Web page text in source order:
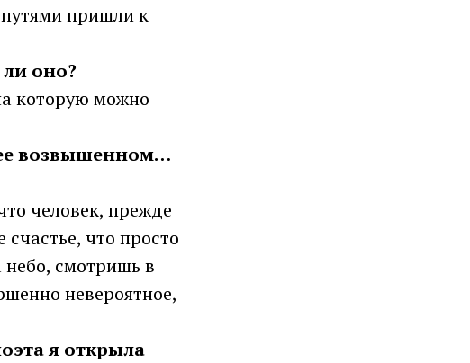
пришли к
ли оно?
которую можно
возвышенном…
человек, прежде
что просто
смотришь в
невероятное,
я открыла